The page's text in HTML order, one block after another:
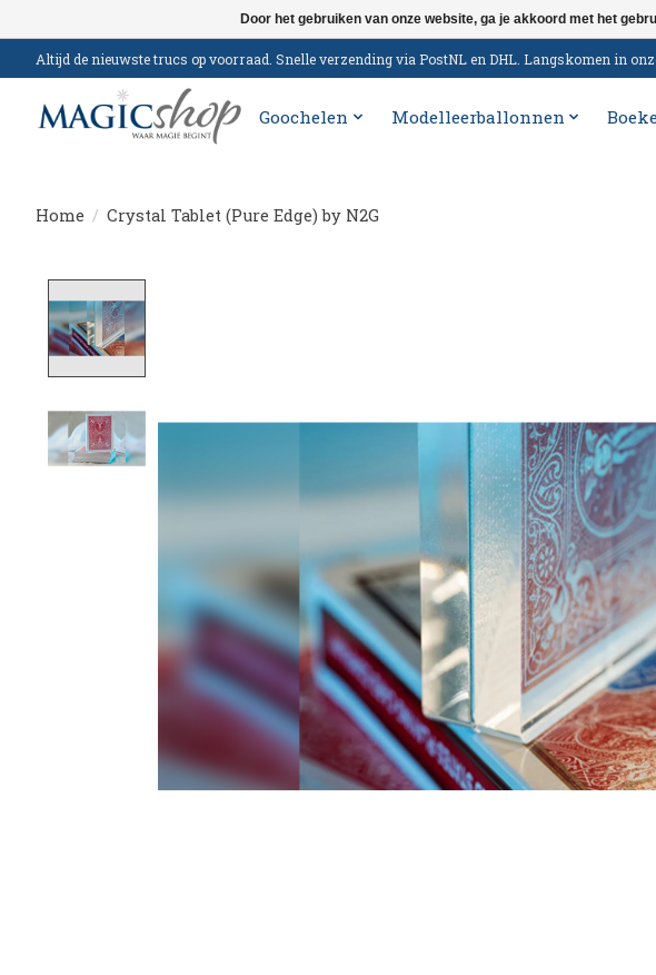
Altijd de nieuwste trucs op voorraad. Snelle verzending via PostNL en DHL. Langskomen in
Goochelen Modelleerballonnen
Home / Crystal Tablet (Pure Edge) by N2G
Door het gebruiken van onze website, ga je akkoord met het